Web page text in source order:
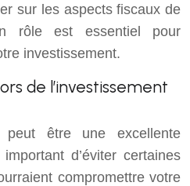
sur les aspects fiscaux de
rôle est essentiel pour
investissement.
de l’investissement
être une excellente
d’éviter certaines
compromettre votre